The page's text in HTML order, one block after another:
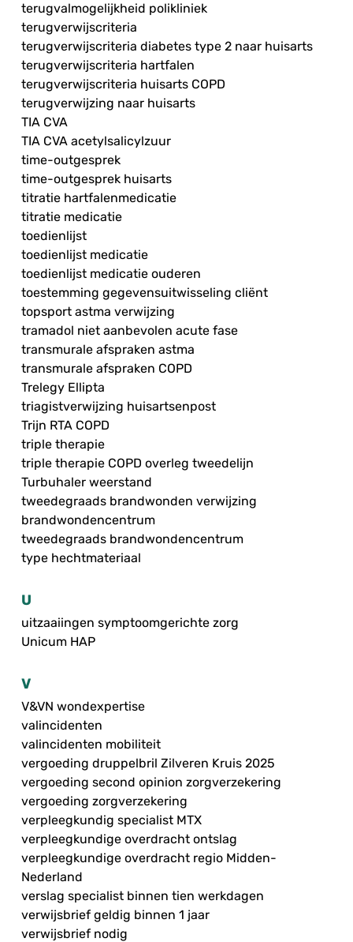
terugvalmogelijkheid polikliniek
terugverwijscriteria
terugverwijscriteria diabetes type 2 naar huisarts
terugverwijscriteria hartfalen
terugverwijscriteria huisarts COPD
terugverwijzing naar huisarts
TIA CVA
TIA CVA acetylsalicylzuur
time-outgesprek
time-outgesprek huisarts
titratie hartfalenmedicatie
titratie medicatie
toedienlijst
toedienlijst medicatie
toedienlijst medicatie ouderen
toestemming gegevensuitwisseling cliënt
topsport astma verwijzing
tramadol niet aanbevolen acute fase
transmurale afspraken astma
transmurale afspraken COPD
Trelegy Ellipta
triagistverwijzing huisartsenpost
Trijn RTA COPD
triple therapie
triple therapie COPD overleg tweedelijn
Turbuhaler weerstand
tweedegraads brandwonden verwijzing
brandwondencentrum
tweedegraads brandwondencentrum
type hechtmateriaal
U
uitzaaiingen symptoomgerichte zorg
Unicum HAP
V
V&VN wondexpertise
valincidenten
valincidenten mobiliteit
vergoeding druppelbril Zilveren Kruis 2025
vergoeding second opinion zorgverzekering
vergoeding zorgverzekering
verpleegkundig specialist MTX
verpleegkundige overdracht ontslag
verpleegkundige overdracht regio Midden-
Nederland
verslag specialist binnen tien werkdagen
verwijsbrief geldig binnen 1 jaar
verwijsbrief nodig